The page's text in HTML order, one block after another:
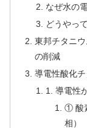
なぜ水の
どうやっ
東邦チタニ
の削減
導電性酸化
1. 導電性
① 酸
相）